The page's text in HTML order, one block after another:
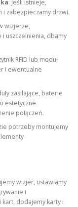
: Jeśli istnieje,
i zabezpieczamy drzwi.
wizjerze,
uszczelnienia, dbamy
RFID lub moduł
i ewentualne
zasilające, baterie
estetyczne
połączeń.
potrzeby montujemy
wizjer, ustawiamy
i
dodajemy karty i